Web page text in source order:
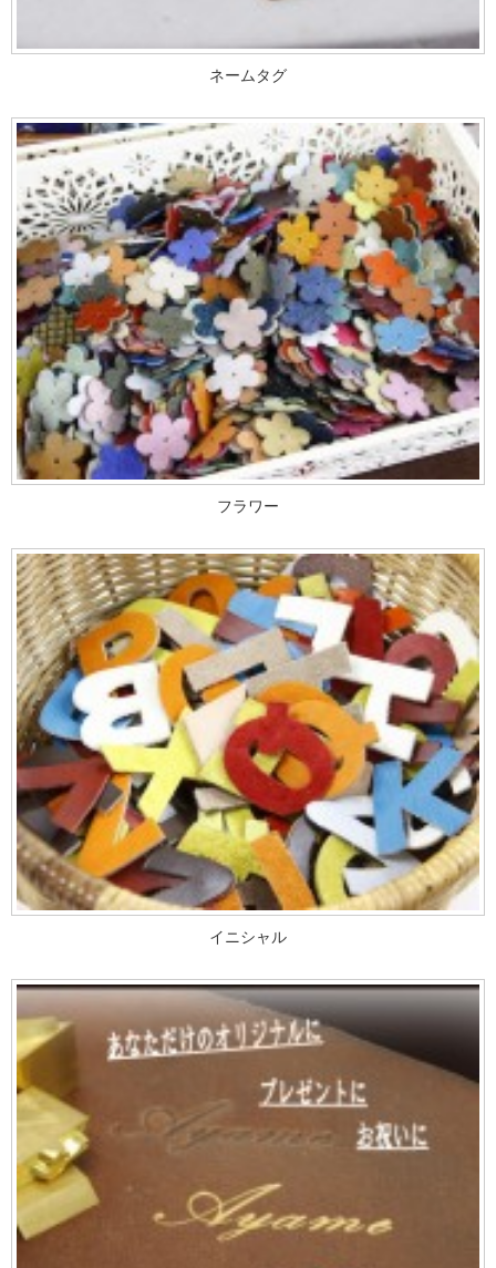
ネームタグ
フラワー
イニシャル